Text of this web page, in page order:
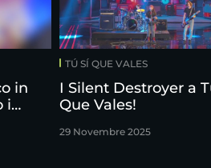
in
i
TÚ SÍ QUE VALES
I Silent Destroyer a
Que Vales!
29 Novembre 2025